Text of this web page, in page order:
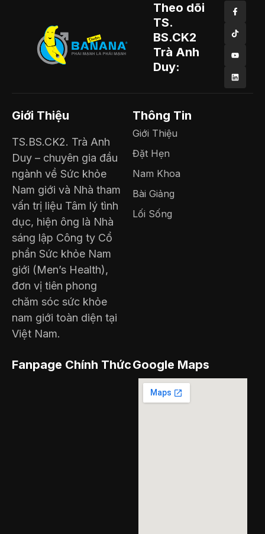
Theo dõi
TS.
BS.CK2
Trà Anh
Duy:
Giới Thiệu
TS.BS.CK2. Trà Anh
Duy – chuyên gia đầu
ngành về Sức khỏe
Nam giới và Nhà tham
vấn trị liệu Tâm lý tình
dục, hiện ông là Nhà
sáng lập Công ty Cổ
phần Sức khỏe Nam
giới (Men’s Health),
đơn vị tiên phong
chăm sóc sức khỏe
nam giới toàn diện tại
Việt Nam.
Thông Tin
Giới Thiệu
Đặt Hẹn
Nam Khoa
Bài Giảng
Lối Sống
Fanpage Chính ThứcGoogle Maps